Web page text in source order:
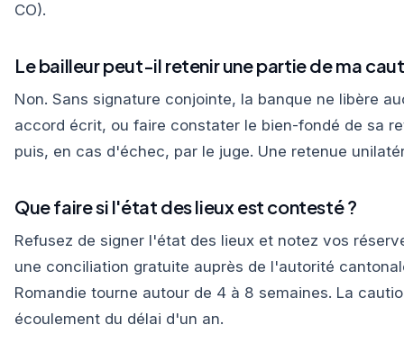
CO).
Le bailleur peut-il retenir une partie de ma
Non. Sans signature conjointe, la banque ne libère
accord écrit, ou faire constater le bien-fondé de sa
puis, en cas d'échec, par le juge. Une retenue
Que faire si l'état des lieux est contesté ?
Refusez de signer l'état des lieux et notez vos
une conciliation gratuite auprès de l'autorité
Romandie tourne autour de 4 à 8 semaines. La
écoulement du délai d'un an.